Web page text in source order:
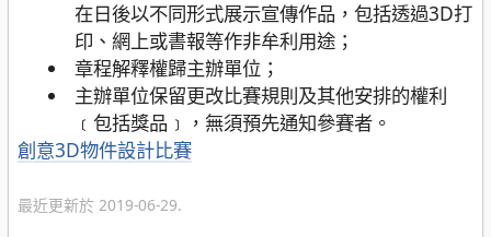
在日後以不同形式展示宣傳作品，包括透過3D打
印、網上或書報等作非牟利用途；
章程解釋權歸主辦單位；
主辦單位保留更改比賽規則及其他安排的權利
﹝包括獎品﹞，無須預先通知參賽者。
分
創意3D物件設計比賽
最近更新於 2019-06-29.